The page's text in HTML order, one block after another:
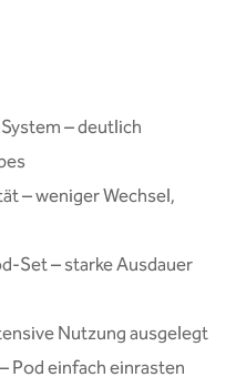
– deutlich
– weniger Wechsel,
Set – starke Ausdauer
Nutzung ausgelegt
Pod einfach einrasten